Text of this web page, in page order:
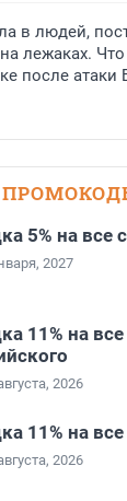
в людей,
лежаках.
после
5% на все
2027
11% на
2026
11% на
2026